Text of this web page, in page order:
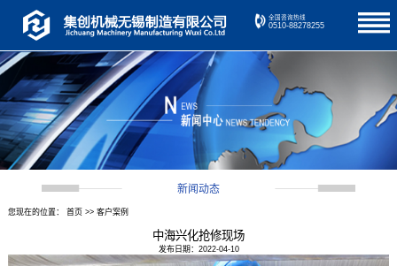
全国咨询热线
0510-88278255
新闻动态
您现在的位置： 首页 >> 客户案例
中海兴化抢修现场
发布日期：2022-04-10